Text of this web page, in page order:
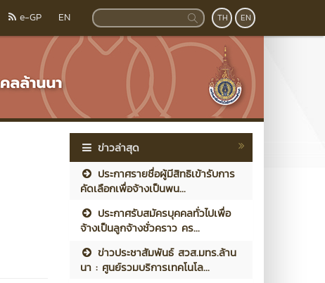
e-GP EN TH EN
ข่าวล่าสุด
ประกาศรายชื่อผู้มีสิทธิเข้ารับการ
คัดเลือกเพื่อจ้างเป็นพน...
ประกาศรับสมัครบุคคลทั่วไปเพื่อ
จ้างเป็นลูกจ้างชั่วคราว คร...
ข่าวประชาสัมพันธ์ สวส.มทร.ล้าน
นา : ศูนย์รวมบริการเทคโนโล...